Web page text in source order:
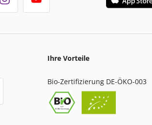
Ihre Vorteile
Bio-Zertifizierung DE-ÖKO-003